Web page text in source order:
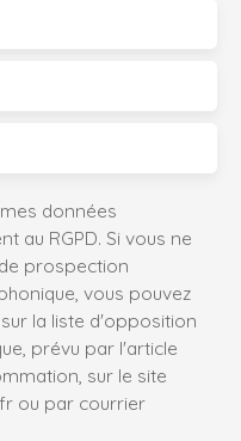
données
au RGPD. Si vous ne
prospection
vous pouvez
la liste d'opposition
prévu par l'article
sur le site
ou par courrier